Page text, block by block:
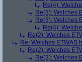
Re(4):
Re(3): Welches
Re(3): Welches
Re(4):
Re(2): Welches
Re: Welches ETWAS
Re(2): Welches
Re(3): Welches